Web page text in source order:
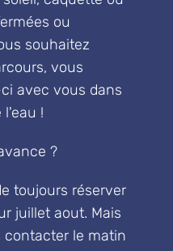
ou
souhaitez
vous
avec vous dans
l'eau !
?
toujours réserver
juillet aout. Mais
contacter le matin